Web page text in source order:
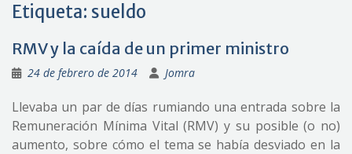
Etiqueta: sueldo
RMV y la caída de un primer ministro
24 de febrero de 2014 Jomra
Llevaba un par de días rumiando una entrada sobre la
Remuneración Mínima Vital (RMV) y su posible (o no)
aumento, sobre cómo el tema se había desviado en la